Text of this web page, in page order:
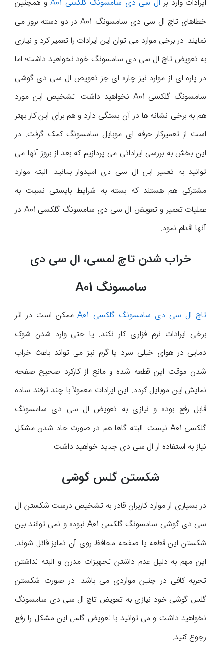
ایرادات وارد بر ال سی دی سامسونگ گلکسی A01
و همچنین
خطاهای تاچ ال سی دی سامسونگ A01 در دو دسته بروز می
نمایند. در برخی موارد می توان این ایرادات را تعمیر کرد و نیازی
به تعویض تاچ ال سی دی سامسونگ خود نخواهید داشت؛ اما
در پاره ای از موارد نیز چاره ای جز تعویض ال سی دی گوشی
سامسونگ گلکسی A01 نخواهید داشت. تشخیص این مورد
هم به برخی نشانه ها در آن بستگی دارد و هم برای این کار بهتر
است از تعمیرکار حرفه ای موبایل سامسونگ کمک گرفت. در
این بخش به بررسی ایراداتی می پردازیم که بعد از بروز آنها می
توانید به تعمیر این ال سی دی امیدوار بمانید. البته موارد
مشترکی هم هستند که بسته به شرایط بایستی نسبت به
عملیات تعمیر و تعویض ال سی دی سامسونگ گلکسی A01 در
آنها اقدام نمود.
خراب شدن تاچ لمسی، ال سی دی
سامسونگ A01
تاچ ال سی دی سامسونگ گلکسی A01
ممکن است در اثر
برخی ایرادات نرم افزاری کار نکند. یا حتی وارد شدن شوک
دمایی در هوای خیلی سرد یا گرم نیز می تواند باعث خراب
شدن موقت این قطعه شده و مانع از کارکرد صحیح صفحه
نمایش این موبایل گردد. این ایرادات معمولاً با چند ترفند ساده
قابل رفع بوده و نیازی به تعویض ال سی دی سامسونگ
گلکسی A01 نیست. البته گاها هم در صورت حاد شدن مشکل
نیاز به استفاده از ال سی دی جدید خواهید داشت.
شکستن گلس گوشی
در بسیاری از موارد کاربران قادر به تشخیص درست شکستن ال
سی دی گوشی سامسونگ گلکسی A01 نبوده و نمی توانند بین
شکستن این قطعه یا صفحه محافظ روی آن تمایز قائل شوند.
این مهم به دلیل عدم داشتن تجهیزات مدرن و البته نداشتن
تجربه کافی در چنین مواردی می باشد. در صورت شکستن
گلس گوشی خود نیازی به تعویض تاچ ال سی دی سامسونگ
نخواهید داشت و می توانید با تعویض گلس این مشکل را رفع
رجوع کنید.